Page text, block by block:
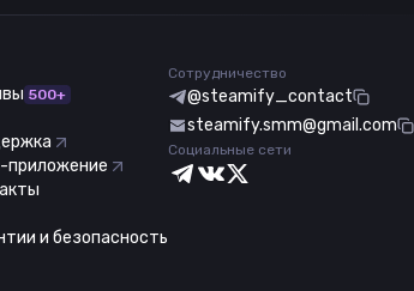
500+
приложение
и безопасность
Сотрудничество
@steamify_contact
steamify.smm@gmail.com
Социальные сети